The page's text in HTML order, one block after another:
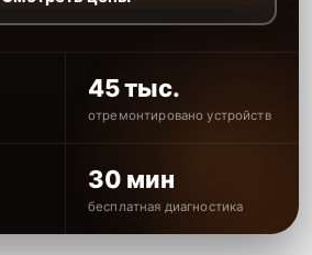
45 тыс.
отремонтировано устройств
30 мин
бесплатная диагностика